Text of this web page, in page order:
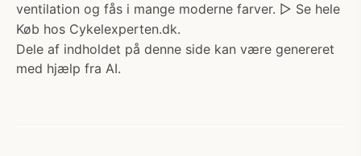
ventilation og fås i mange moderne farver. ▷ Se hele
Køb hos Cykelexperten.dk.
Dele af indholdet på denne side kan være genereret
med hjælp fra AI.